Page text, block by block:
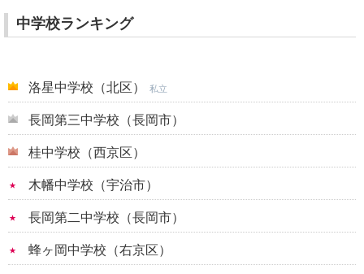
中学校ランキング
洛星中学校（北区） 私立
長岡第三中学校（長岡市）
桂中学校（西京区）
木幡中学校（宇治市）
長岡第二中学校（長岡市）
蜂ヶ岡中学校（右京区）